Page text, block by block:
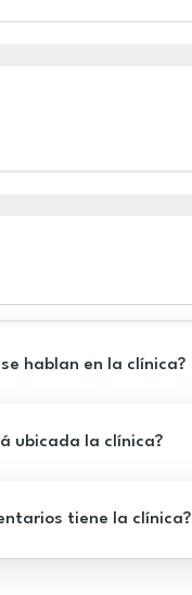
hablan en la clínica?
ubicada la clínica?
tiene la clínica?